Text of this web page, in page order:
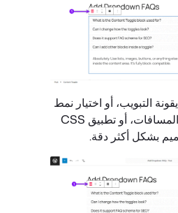
التبويب، أو اختيار نمط
تخطيط، أو لون، أو تعيين المسافات، أو تطبيق CSS
بشكل أكثر دقة.